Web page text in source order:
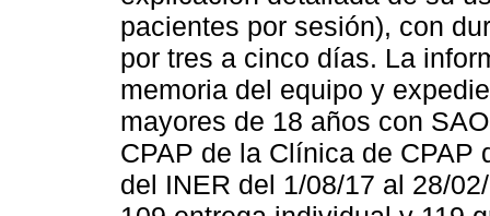
pacientes por sesión), con
por tres a cinco días. La
memoria del equipo y
mayores de 18 años con
CPAP de la Clínica de CPAP
del INER del 1/08/17 al 28/